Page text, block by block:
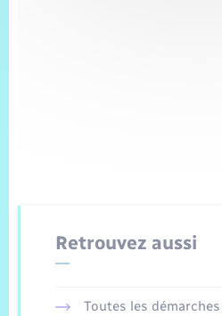
Retrouvez aussi
Toutes les